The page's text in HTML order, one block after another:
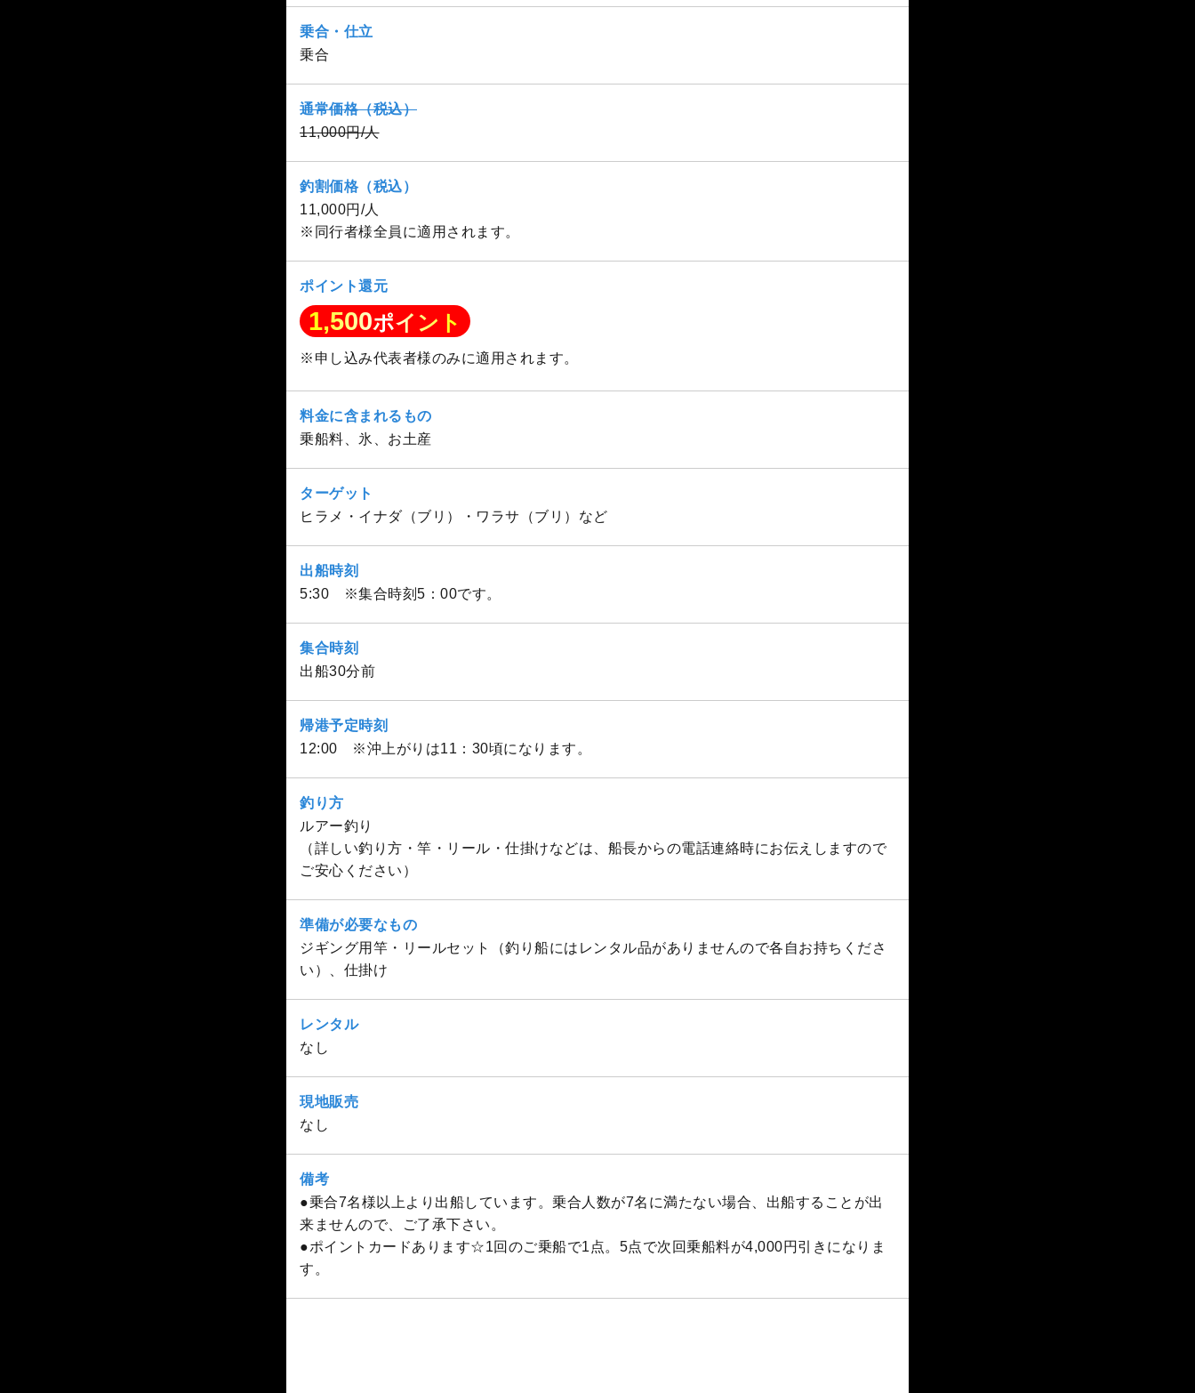
乗合・仕立
乗合
通常価格（税込）
11,000円/人
釣割価格（税込）
11,000円/人
※同行者様全員に適用されます。
ポイント還元
1,500ポイント
※申し込み代表者様のみに適用されます。
料金に含まれるもの
乗船料、氷、お土産
ターゲット
ヒラメ・イナダ（ブリ）・ワラサ（ブリ）など
出船時刻
5:30 ※集合時刻5：00です。
集合時刻
出船30分前
帰港予定時刻
12:00 ※沖上がりは11：30頃になります。
釣り方
ルアー釣り
（詳しい釣り方・竿・リール・仕掛けなどは、船長からの電話連絡時にお伝えしますので
ご安心ください）
準備が必要なもの
ジギング用竿・リールセット（釣り船にはレンタル品がありませんので各自お持ちくださ
い）、仕掛け
レンタル
なし
現地販売
なし
備考
●乗合7名様以上より出船しています。乗合人数が7名に満たない場合、出船することが出
来ませんので、ご了承下さい。
●ポイントカードあります☆1回のご乗船で1点。5点で次回乗船料が4,000円引きになりま
す。